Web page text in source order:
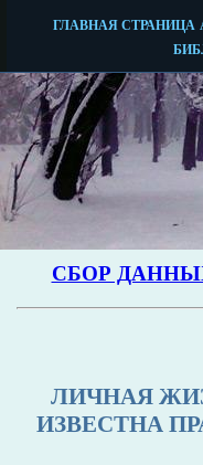
ЛИЧНАЯ
ИЗВЕСТНА